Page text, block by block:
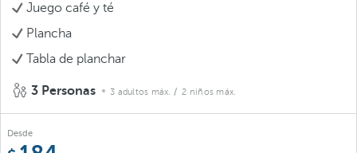
Juego café y té
Plancha
Tabla de planchar
3 Personas 3 adultos máx. / 2 niños máx.
Desde